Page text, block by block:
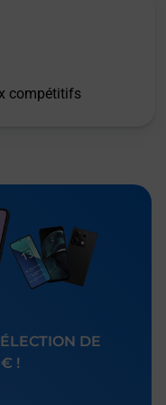
compétitifs
DE
!